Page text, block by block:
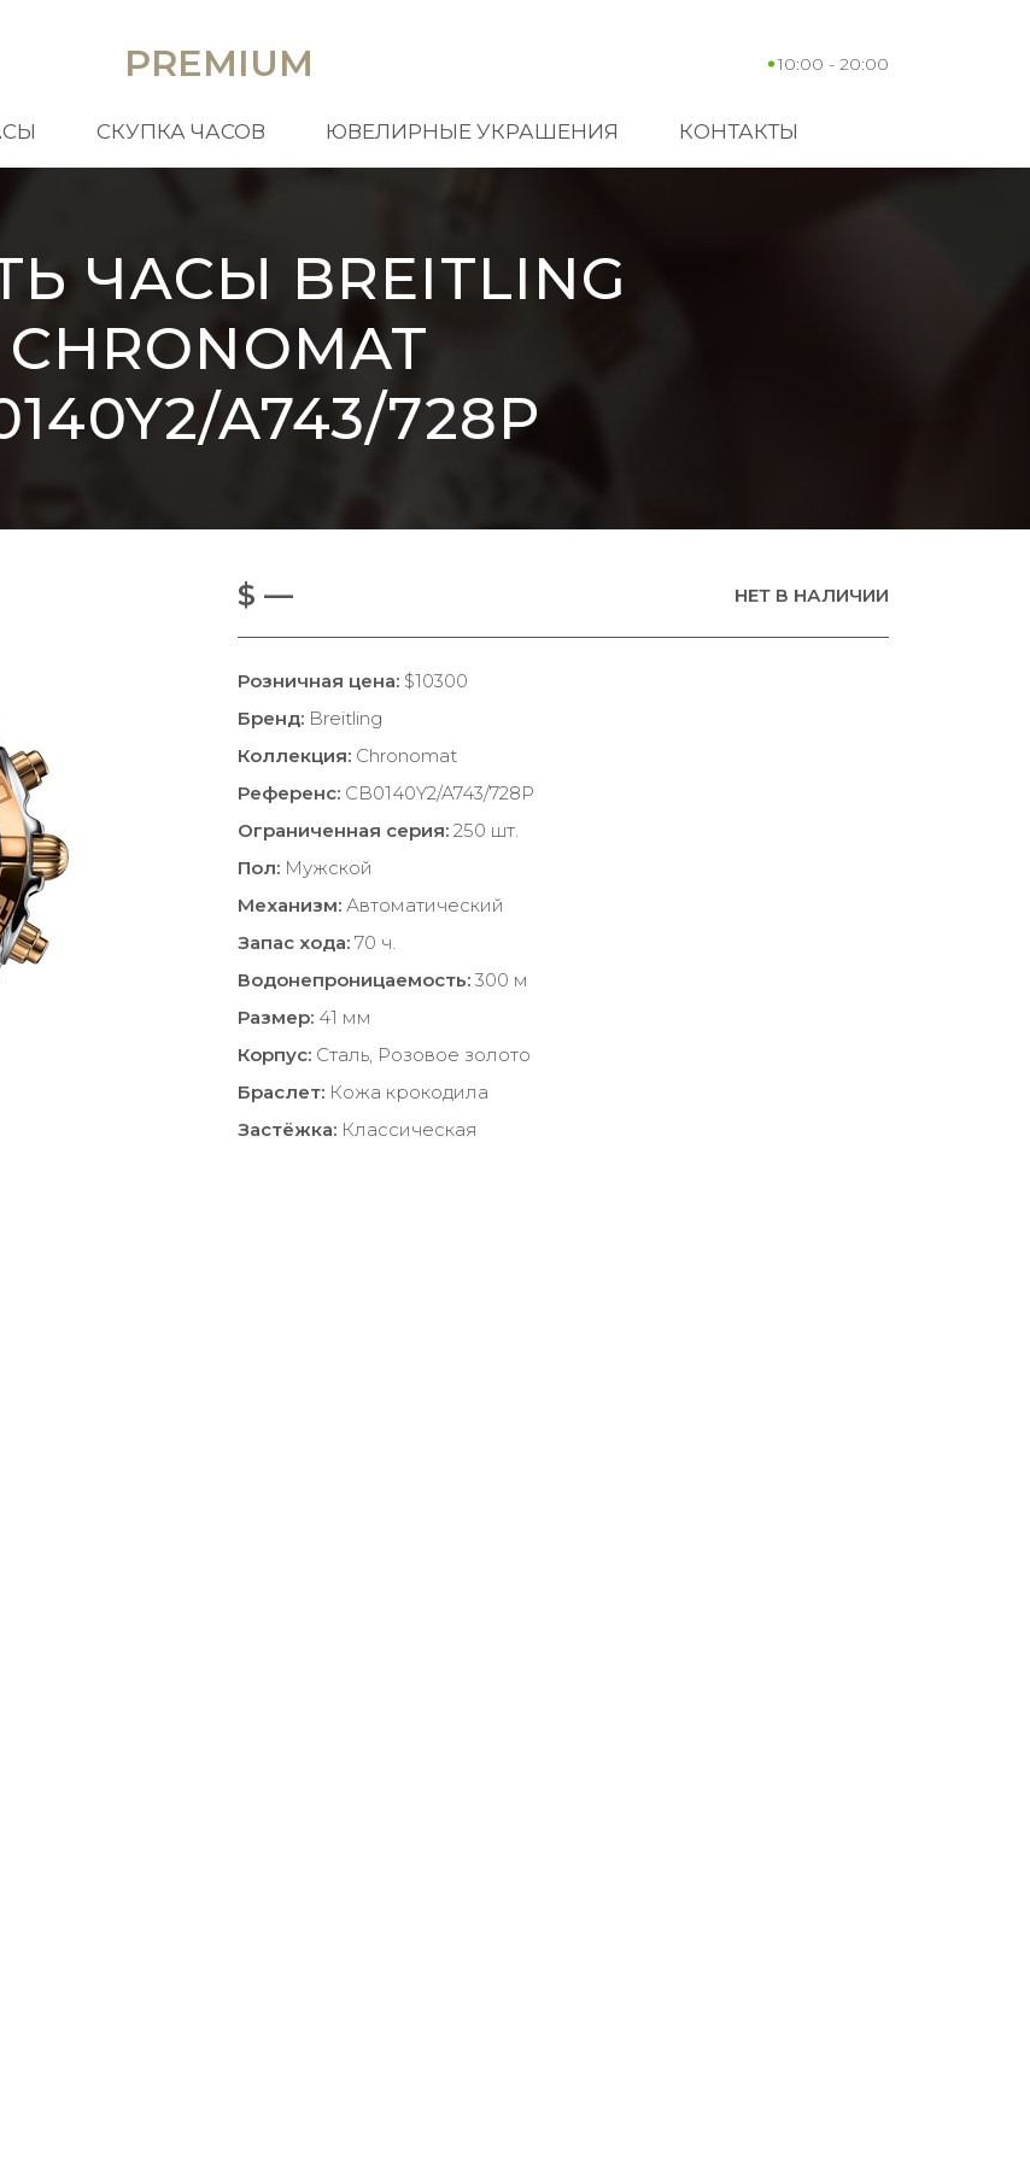
PREMIUM 10:00 - 20:00
СКУПКА ЧАСОВ ЮВЕЛИРНЫЕ УКРАШЕНИЯ КОНТАКТЫ
ЧАСЫ BREITLING
CHRONOMAT
A743/728P
$ — НЕТ В НАЛИЧИИ
Розничная цена: $10300
Бренд: Breitling
Коллекция: Chronomat
Референс: CB0140Y2/A743/728P
Ограниченная серия: 250 шт.
Пол: Мужской
Механизм: Автоматический
Запас хода: 70 ч.
Водонепроницаемость: 300 м
Размер: 41 мм
Корпус: Сталь, Розовое золото
Браслет: Кожа крокодила
Застёжка: Классическая